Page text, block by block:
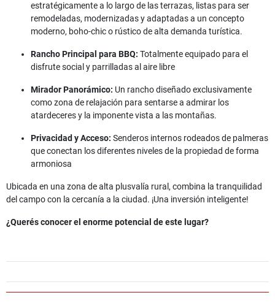
estratégicamente a lo largo de las terrazas, listas para ser
remodeladas, modernizadas y adaptadas a un concepto
moderno, boho-chic o rústico de alta demanda turística.
Rancho Principal para BBQ: Totalmente equipado para el
disfrute social y parrilladas al aire libre
Mirador Panorámico: Un rancho diseñado exclusivamente
como zona de relajación para sentarse a admirar los
atardeceres y la imponente vista a las montañas.
Privacidad y Acceso: Senderos internos rodeados de palmeras
que conectan los diferentes niveles de la propiedad de forma
armoniosa
Ubicada en una zona de alta plusvalía rural, combina la tranquilidad
del campo con la cercanía a la ciudad. ¡Una inversión inteligente!
¿Querés conocer el enorme potencial de este lugar?